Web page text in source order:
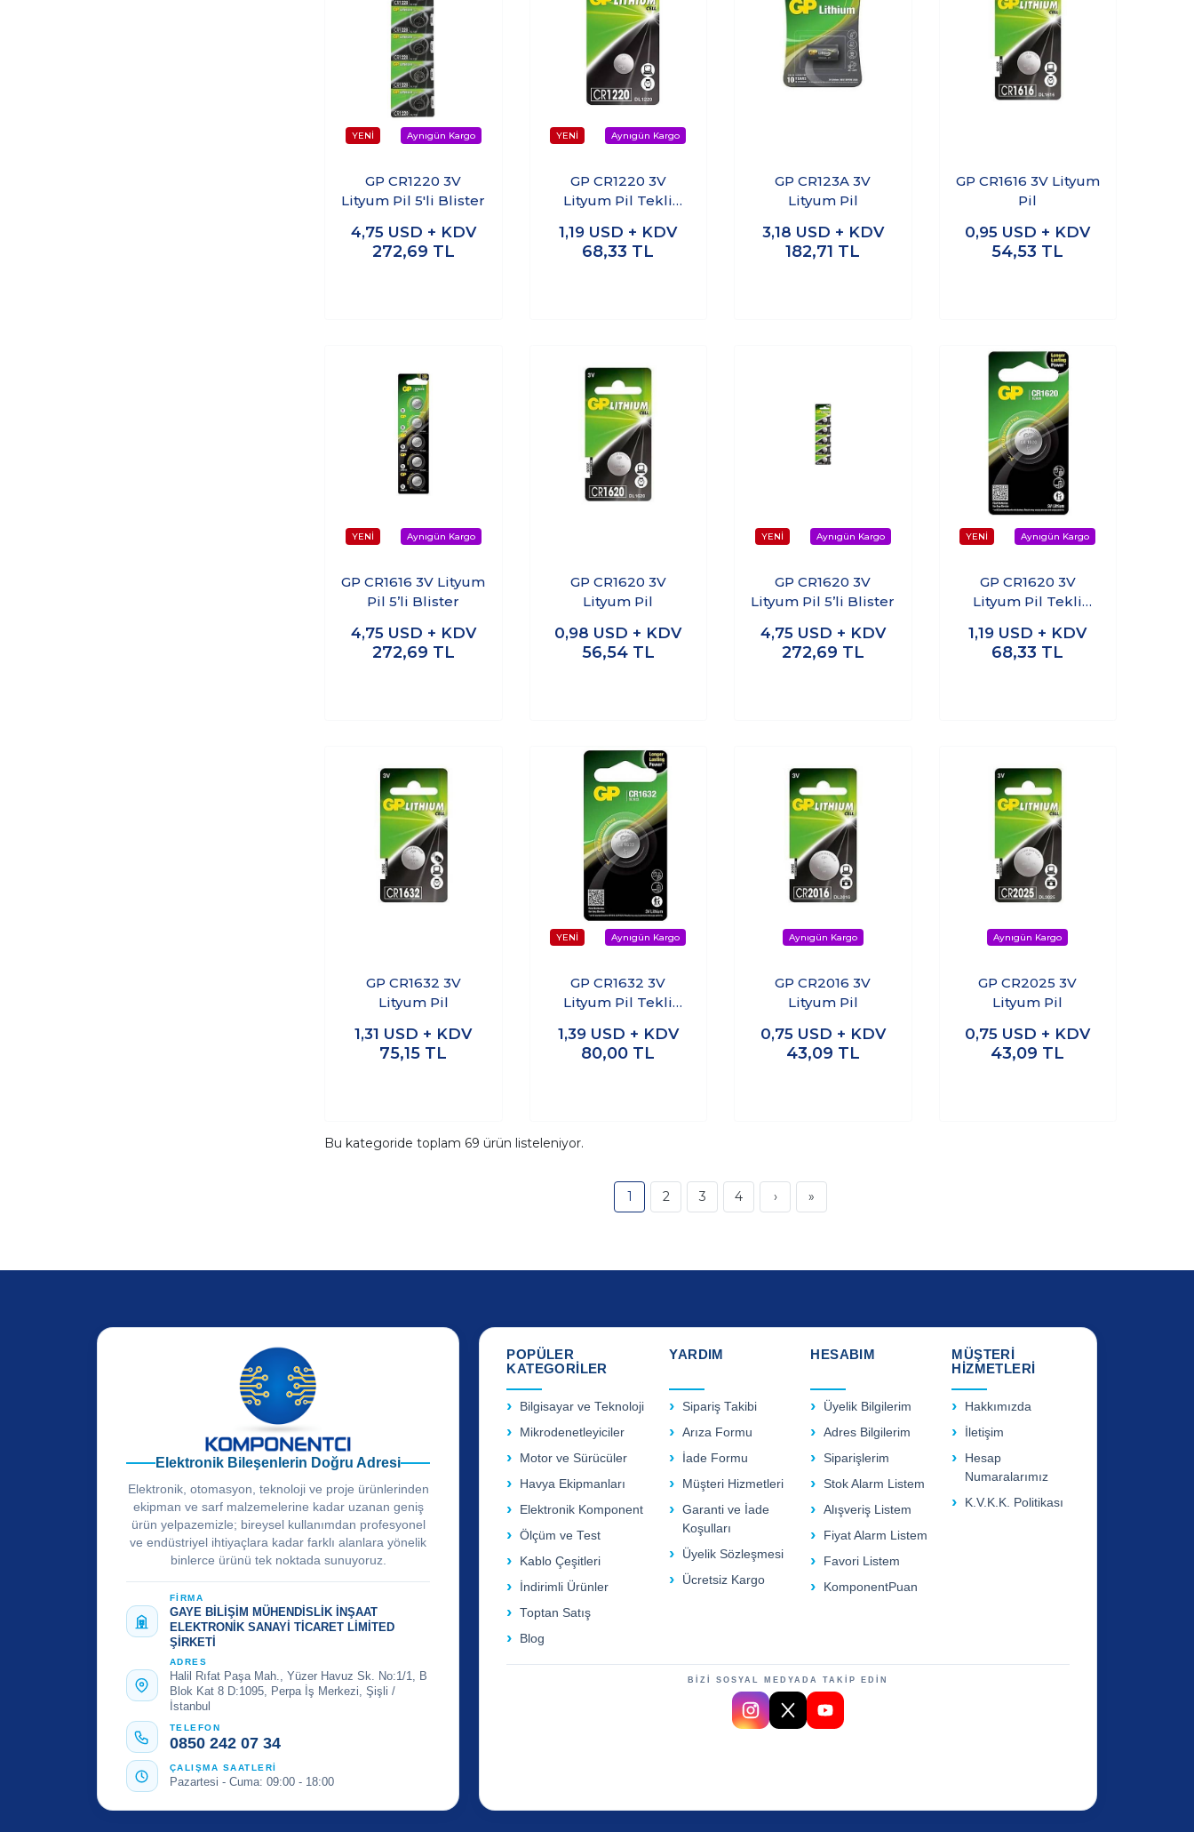
GP CR1220 3V
Lityum Pil 5'li Blister
4,75 USD + KDV
272,69 TL
GP CR1220 3V
Lityum Pil Tekli
1,19 USD + KDV
68,33 TL
GP CR123A 3V
Lityum Pil
3,18 USD + KDV
182,71 TL
GP CR1616 3V Lityum
Pil
0,95 USD + KDV
54,53 TL
GP CR1616 3V Lityum
Pil 5’li Blister
4,75 USD + KDV
272,69 TL
GP CR1620 3V
Lityum Pil
0,98 USD + KDV
56,54 TL
GP CR1620 3V
Lityum Pil 5’li Blister
4,75 USD + KDV
272,69 TL
GP CR1620 3V
Lityum Pil Tekli
1,19 USD + KDV
68,33 TL
GP CR1632 3V
Lityum Pil
1,31 USD + KDV
75,15 TL
GP CR1632 3V
Lityum Pil Tekli
1,39 USD + KDV
80,00 TL
GP CR2016 3V
Lityum Pil
0,75 USD + KDV
43,09 TL
GP CR2025 3V
Lityum Pil
0,75 USD + KDV
43,09 TL
Bu kategoride toplam 69 ürün listeleniyor.
1 2 3 4 › »
Elektronik Bileşenlerin Doğru Adresi
Elektronik, otomasyon, teknoloji ve proje ürünlerinden
ekipman ve sarf malzemelerine kadar uzanan geniş
ürün yelpazemizle; bireysel kullanımdan profesyonel
ve endüstriyel ihtiyaçlara kadar farklı alanlara yönelik
binlerce ürünü tek noktada sunuyoruz.
FİRMA
GAYE BİLİŞİM MÜHENDİSLİK İNŞAAT
ELEKTRONİK SANAYİ TİCARET LİMİTED
ŞİRKETİ
ADRES
Halil Rıfat Paşa Mah., Yüzer Havuz Sk. No:1/1, B
Blok Kat 8 D:1095, Perpa İş Merkezi, Şişli /
İstanbul
TELEFON
0850 242 07 34
ÇALIŞMA SAATLERİ
Pazartesi - Cuma: 09:00 - 18:00
POPÜLER
KATEGORİLER
Bilgisayar ve Teknoloji
Mikrodenetleyiciler
Motor ve Sürücüler
Havya Ekipmanları
Elektronik Komponent
Ölçüm ve Test
Kablo Çeşitleri
İndirimli Ürünler
Toptan Satış
Blog
YARDIM
Sipariş Takibi
Arıza Formu
İade Formu
Müşteri Hizmetleri
Garanti ve İade
Koşulları
Üyelik Sözleşmesi
Ücretsiz Kargo
HESABIM
Üyelik Bilgilerim
Adres Bilgilerim
Siparişlerim
Stok Alarm Listem
Alışveriş Listem
Fiyat Alarm Listem
Favori Listem
KomponentPuan
MÜŞTERİ
HİZMETLERİ
Hakkımızda
İletişim
Hesap
Numaralarımız
K.V.K.K. Politikası
BİZİ SOSYAL MEDYADA TAKİP EDİN